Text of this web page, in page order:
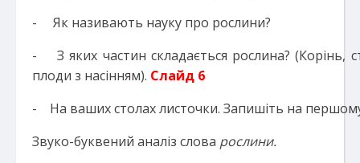
- Як називають науку про рослини?
- З яких частин складається рослина? (Ко­рінь,
плоди з насінням). Слайд 6
- На ваших столах листочки. Запишіть на
Звуко-буквений аналіз слова рослини.